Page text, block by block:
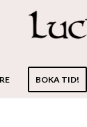
BOKA TID!